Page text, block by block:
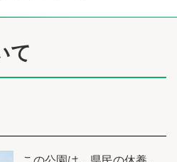
て